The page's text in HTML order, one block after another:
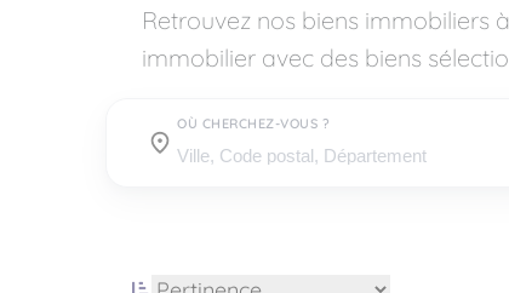
Retrouvez nos biens immobiliers
immobilier avec des biens
OÙ CHERCHEZ-VOUS ?
Où cherchez-vous ?